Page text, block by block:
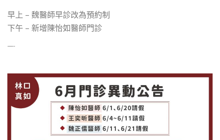
早上 – 魏醫師早診改為預約制
下午 – 新增陳怡如醫師門診
—-